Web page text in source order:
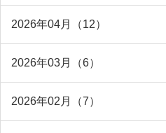
2026年04月（12）
2026年03月（6）
2026年02月（7）